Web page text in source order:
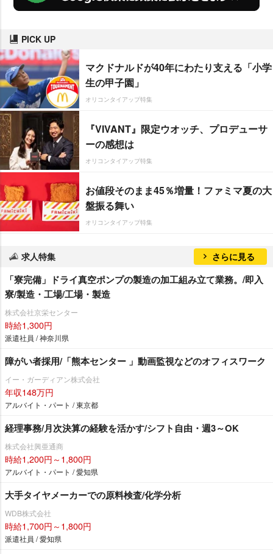
PICK UP
マクドナルドが40年にわたり支える「小学
生の甲子園」
オリコンタイアップ特集
『VIVANT』限定ウオッチ、プロデューサ
ーの感想は
オリコンタイアップ特集
お値段そのまま45％増量！ファミマ夏の大
盤振る舞い
オリコンタイアップ特集
求人特集 さらに見る
「寮完備」ドライ真空ポンプの製造の加工組み立て業務。/即入
寮/製造・工場/工場・製造
株式会社京栄センター
時給1,300円
派遣社員 / 神奈川県
障がい者採用/「熊本センター 」動画監視などのオフィスワーク
イー・ガーディアン株式会社
年収148万円
アルバイト・パート / 東京都
経理事務/月次決算の経験を活かす/シフト自由・週3～OK
株式会社興亜通商
時給1,200円～1,800円
アルバイト・パート / 愛知県
大手タイヤメーカーでの原料検査/化学分析
WDB株式会社
時給1,700円～1,800円
派遣社員 / 愛知県